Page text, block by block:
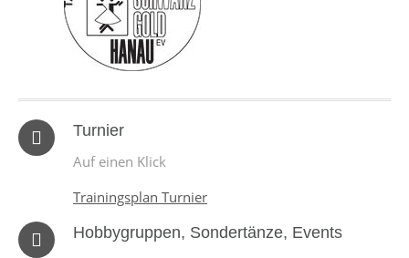
Turnier
Auf einen Klick
Trainingsplan Turnier
Hobbygruppen, Sondertänze, Events